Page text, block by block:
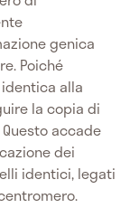
genica
Poiché
alla
la copia di
accade
dei
identici, legati